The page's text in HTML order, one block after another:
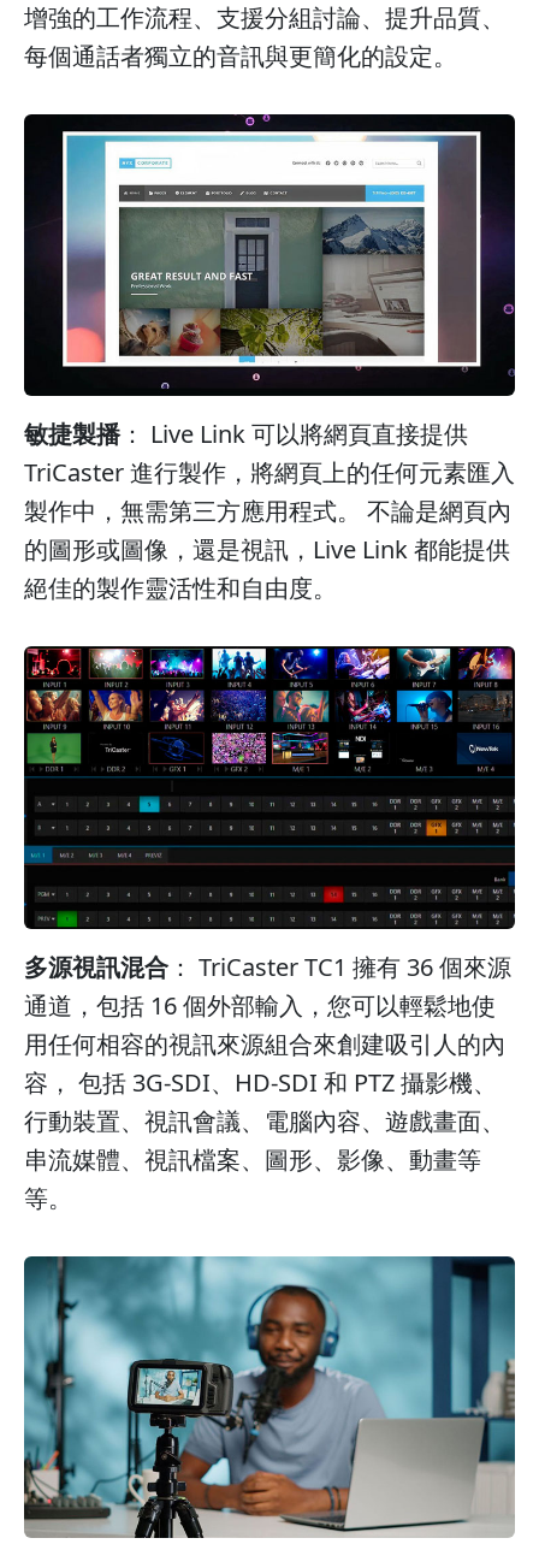
增強的工作流程、支援分組討論、提升品質、
每個通話者獨立的音訊與更簡化的設定。
敏捷製播： Live Link 可以將網頁直接提供
TriCaster 進行製作，將網頁上的任何元素匯入
製作中，無需第三方應用程式。 不論是網頁內
的圖形或圖像，還是視訊，Live Link 都能提供
絕佳的製作靈活性和自由度。
多源視訊混合 ： TriCaster TC1 擁有 36 個來源
通道，包括 16 個外部輸入，您可以輕鬆地使
用任何相容的視訊來源組合來創建吸引人的內
容， 包括 3G-SDI、HD-SDI 和 PTZ 攝影機、
行動裝置、視訊會議、電腦內容、遊戲畫面、
串流媒體、視訊檔案、圖形、影像、動畫等
等。